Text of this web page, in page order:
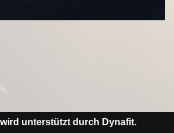
unterstützt durch Dynafit.